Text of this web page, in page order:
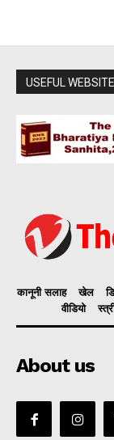
USEFUL
कानूनी सलाह खेल
वीडियो
About us